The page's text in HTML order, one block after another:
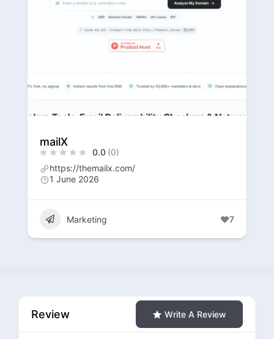
mailX
0.0 (0)
https://themailx.com/
1 June 2026
Marketing 7
Review Write A Review